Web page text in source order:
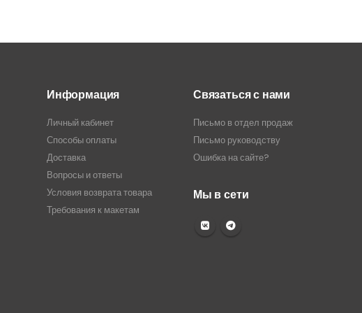
Информация
Личный кабинет
Способы оплаты
Доставка
Вопросы и ответы
Условия возврата товара
Требования к макетам
Связаться с нами
Письмо в отдел продаж
Письмо руководству
Ошибка на сайте?
Мы в сети